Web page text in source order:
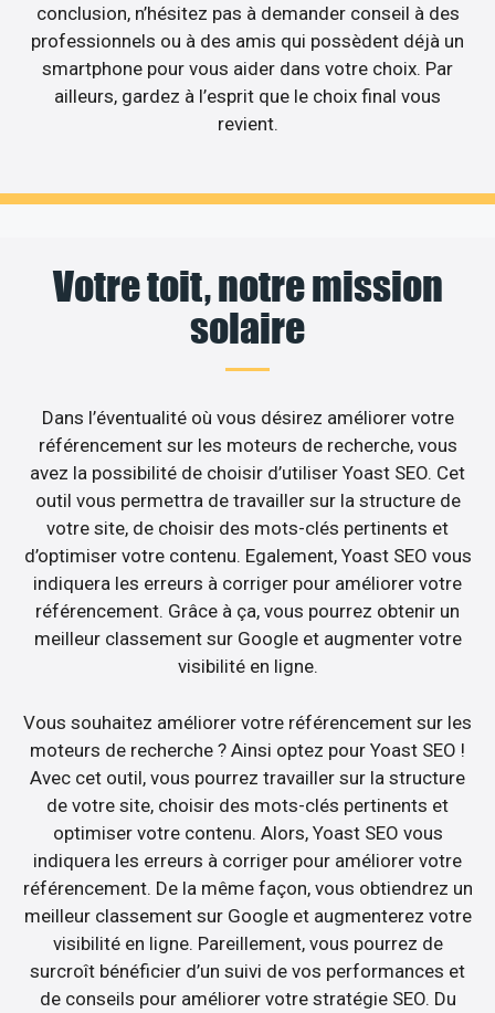
conclusion, n’hésitez pas à demander conseil à des
professionnels ou à des amis qui possèdent déjà un
smartphone pour vous aider dans votre choix. Par
ailleurs, gardez à l’esprit que le choix final vous
revient.
Votre toit, notre mission
solaire
Dans l’éventualité où vous désirez améliorer votre
référencement sur les moteurs de recherche, vous
avez la possibilité de choisir d’utiliser Yoast SEO. Cet
outil vous permettra de travailler sur la structure de
votre site, de choisir des mots-clés pertinents et
d’optimiser votre contenu. Egalement, Yoast SEO vous
indiquera les erreurs à corriger pour améliorer votre
référencement. Grâce à ça, vous pourrez obtenir un
meilleur classement sur Google et augmenter votre
visibilité en ligne.
Vous souhaitez améliorer votre référencement sur les
moteurs de recherche ? Ainsi optez pour Yoast SEO !
Avec cet outil, vous pourrez travailler sur la structure
de votre site, choisir des mots-clés pertinents et
optimiser votre contenu. Alors, Yoast SEO vous
indiquera les erreurs à corriger pour améliorer votre
référencement. De la même façon, vous obtiendrez un
meilleur classement sur Google et augmenterez votre
visibilité en ligne. Pareillement, vous pourrez de
surcroît bénéficier d’un suivi de vos performances et
de conseils pour améliorer votre stratégie SEO. Du